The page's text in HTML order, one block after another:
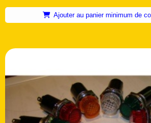
Ajouter au panier minimum de